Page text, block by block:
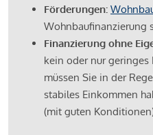
Förderungen:
Wohnbaufinanzierung
Finanzierung ohne
kein oder nur
müssen Sie in der
stabiles Einkommen
(mit guten